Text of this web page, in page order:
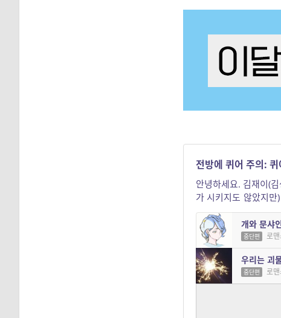
전방에 퀴어 주의:
안녕하세요. 김재이(
가 시키지도 않았지
우 주관적이며 놓치는 지점이 있으면
1. 개와 문샤...개와 문샤
중단편 로
우리는 괴
중단편 로